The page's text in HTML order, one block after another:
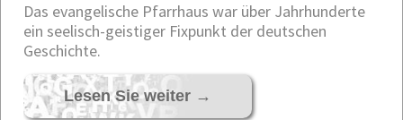
Das evangelische Pfarrhaus war über Jahrhunderte
ein seelisch-geistiger Fixpunkt der deutschen
Geschichte.
Lesen Sie weiter →